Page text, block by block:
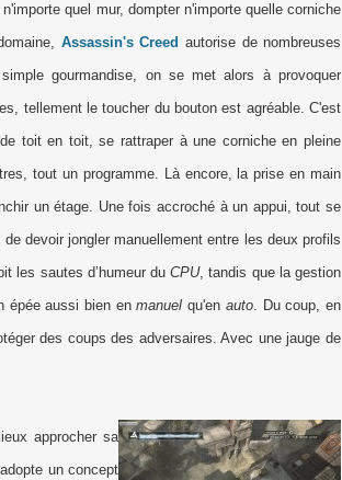
quel mur, dompter n'importe quelle corniche
Assassin's Creed autorise de nombreuses
gourmandise, on se met alors à provoquer
tellement le toucher du bouton est agréable. C'est
toit en toit, se rattraper à une corniche en pleine
tout un programme. Là encore, la prise en main
un étage. Une fois accroché à un appui, tout se
devoir jongler manuellement entre les deux profils
les sautes d’humeur duCPU, tandis que la gestion
épée aussi bien enmanuel qu'en auto. Du coup, en
des coups des adversaires. Avec une jauge de
approcher sa
un concept